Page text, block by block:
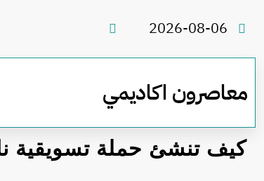
2026-08-06
معاصرون اكاديمي
كيف تنشئ حملة تسويقية